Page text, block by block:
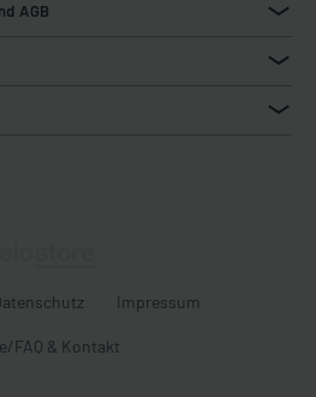
AGB
Impressum
FAQ & Kontakt